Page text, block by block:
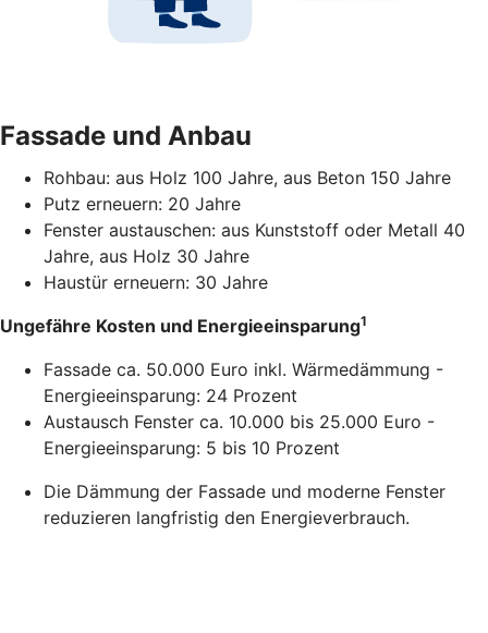
Fassade und Anbau
Rohbau: aus Holz 100 Jahre, aus Beton 150 Jahre
Putz erneuern: 20 Jahre
Fenster austauschen: aus Kunststoff oder Metall 40
Jahre, aus Holz 30 Jahre
Haustür erneuern: 30 Jahre
Ungefähre Kosten und Energieeinsparung1
Fassade ca. 50.000 Euro inkl. Wärmedämmung -
Energieeinsparung: 24 Prozent
Austausch Fenster ca. 10.000 bis 25.000 Euro -
Energieeinsparung: 5 bis 10 Prozent
Die Dämmung der Fassade und moderne Fenster
reduzieren langfristig den Energieverbrauch.